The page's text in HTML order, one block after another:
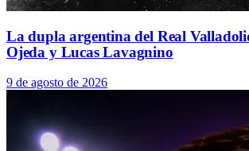
La dupla argentina del Real
Ojeda y Lucas Lavagnino
9 de agosto de 2026